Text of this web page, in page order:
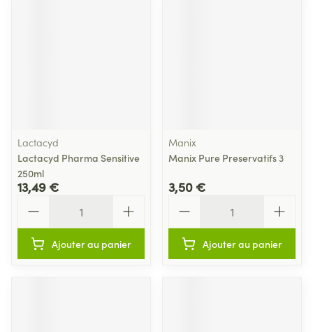
Lactacyd
Lactacyd Pharma Sensitive
250ml
13,49 €
Ajouter au panier
Manix
Manix Pure Preservatifs 3
3,50 €
Ajouter au panier